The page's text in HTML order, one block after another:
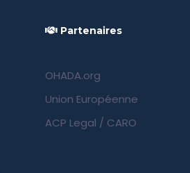
Partenaires
OHADA.org
Union Européenne
ACP Legal / CARO